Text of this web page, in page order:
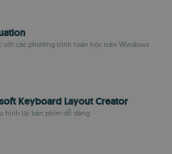
với các phương trình toán học trên Windows
Keyboard Layout Creator
hình lại bàn phím dễ dàng